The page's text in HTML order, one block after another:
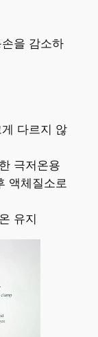
을 감소하
다르지 않
극저온용
액체질소로
유지